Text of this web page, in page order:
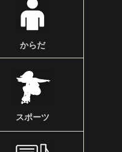
からだ
スポーツ